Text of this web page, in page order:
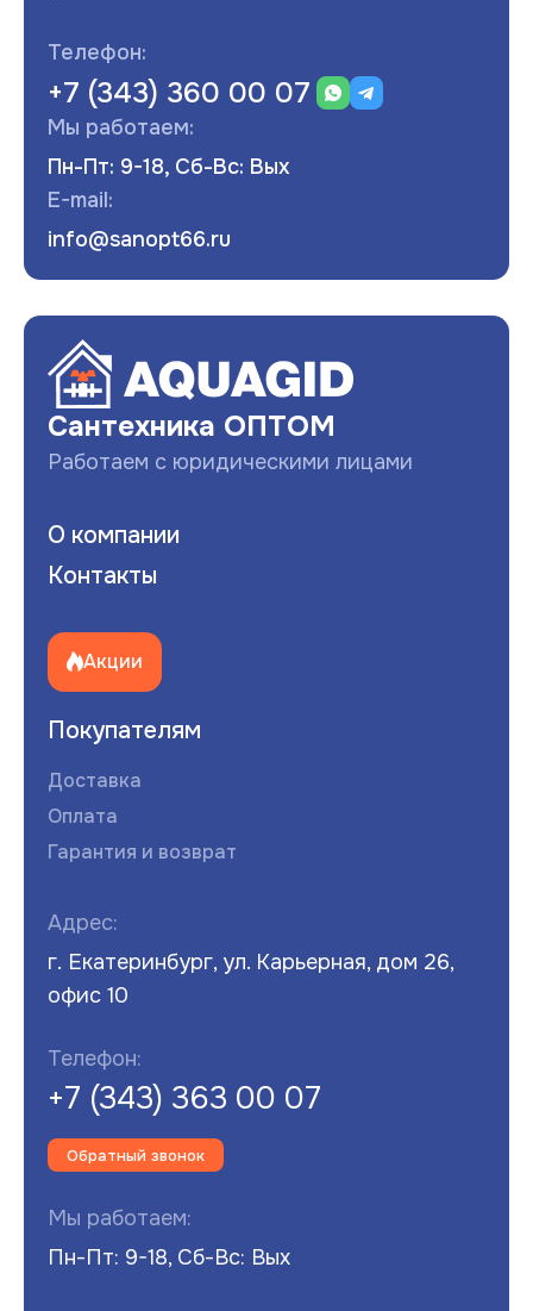
Телефон:
+7 (343) 360 00 07
Мы работаем:
Пн-Пт: 9-18, Сб-Вс: Вых
E-mail:
info@sanopt66.ru
Сантехника ОПТОМ
Работаем с юридическими лицами
О компании
Контакты
Акции
Покупателям
Доставка
Оплата
Гарантия и возврат
Адрес:
г. Екатеринбург, ул. Карьерная, дом 26,
офис 10
Телефон:
+7 (343) 363 00 07
Обратный звонок
Мы работаем:
Пн-Пт: 9-18, Сб-Вс: Вых